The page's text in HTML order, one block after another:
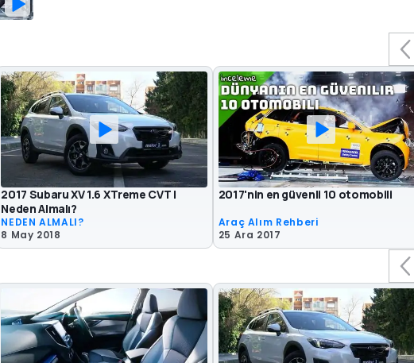
2017 Subaru XV 1.6 XTreme CVT |
Neden Almalı?
NEDEN ALMALI?
8 May 2018
2017'nin en güvenli 10 otomobili
Araç Alım Rehberi
25 Ara 2017